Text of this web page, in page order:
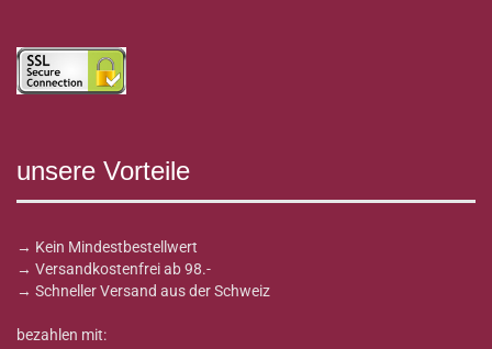
unsere Vorteile
→ Kein Mindestbestellwert
→ Versandkostenfrei ab 98.-
→ Schneller Versand aus der Schweiz
bezahlen mit: